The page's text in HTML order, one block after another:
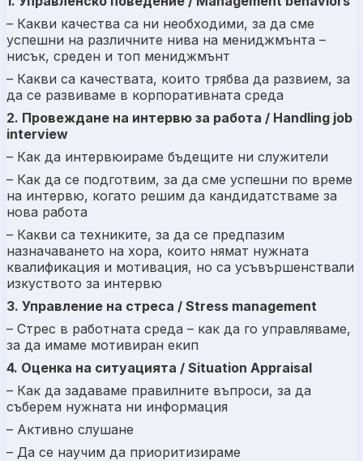
– Какви качества са ни необходими, за да сме
успешни на различните нива на мениджмънта –
нисък, среден и топ мениджмънт
– Какви са качествата, които трябва да развием, за
да се развиваме в корпоративната среда
2. Провеждане на интервю за работа / Handling job
interview
– Как да интервюираме бъдещите ни служители
– Как да се подготвим, за да сме успешни по време
на интервю, когато решим да кандидатстваме за
нова работа
– Какви са техниките, за да се предпазим
назначаването на хора, които нямат нужната
квалификация и мотивация, но са усъвършенствали
изкуството за интервю
3. Управление на стреса / Stress management
– Стрес в работната среда – как да го управляваме,
за да имаме мотивиран екип
4. Оценка на ситуацията / Situation Appraisal
– Как да задаваме правилните въпроси, за да
съберем нужната ни информация
– Активно слушане
– Да се научим да приоритизираме